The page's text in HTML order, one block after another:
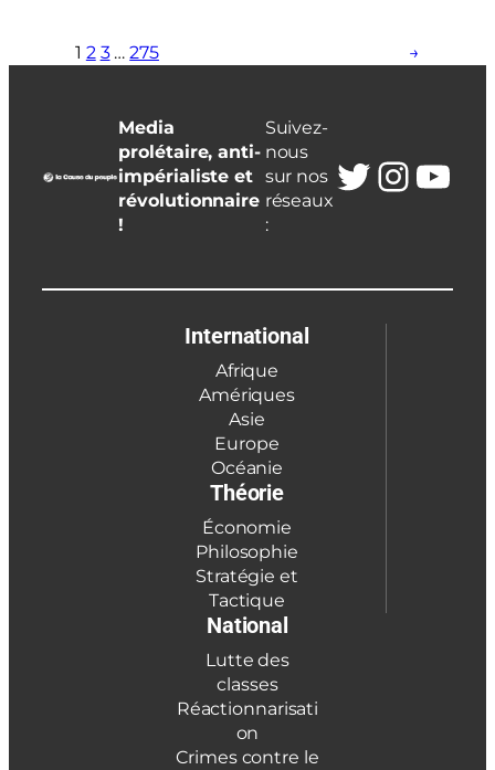
1 2 3 … 275 →
Media
prolétaire, anti-
impérialiste et
révolutionnaire
!
Suivez-
nous
sur nos
réseaux
:
Twitter
International
Afrique
Amériques
Asie
Europe
Océanie
Théorie
Économie
Philosophie
Stratégie et
Tactique
National
Lutte des
classes
Réactionnarisati
on
Crimes contre le